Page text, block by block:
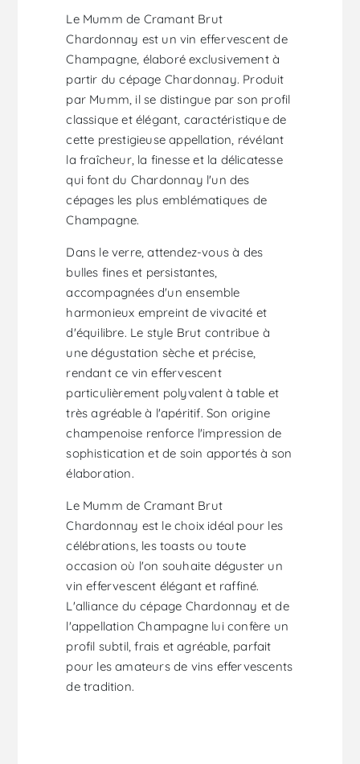
Le Mumm de Cramant Brut
Chardonnay est un vin effervescent de
Champagne, élaboré exclusivement à
partir du cépage Chardonnay. Produit
par Mumm, il se distingue par son profil
classique et élégant, caractéristique de
cette prestigieuse appellation, révélant
la fraîcheur, la finesse et la délicatesse
qui font du Chardonnay l'un des
cépages les plus emblématiques de
Champagne.
Dans le verre, attendez-vous à des
bulles fines et persistantes,
accompagnées d'un ensemble
harmonieux empreint de vivacité et
d'équilibre. Le style Brut contribue à
une dégustation sèche et précise,
rendant ce vin effervescent
particulièrement polyvalent à table et
très agréable à l'apéritif. Son origine
champenoise renforce l'impression de
sophistication et de soin apportés à son
élaboration.
Le Mumm de Cramant Brut
Chardonnay est le choix idéal pour les
célébrations, les toasts ou toute
occasion où l'on souhaite déguster un
vin effervescent élégant et raffiné.
L'alliance du cépage Chardonnay et de
l'appellation Champagne lui confère un
profil subtil, frais et agréable, parfait
pour les amateurs de vins effervescents
de tradition.